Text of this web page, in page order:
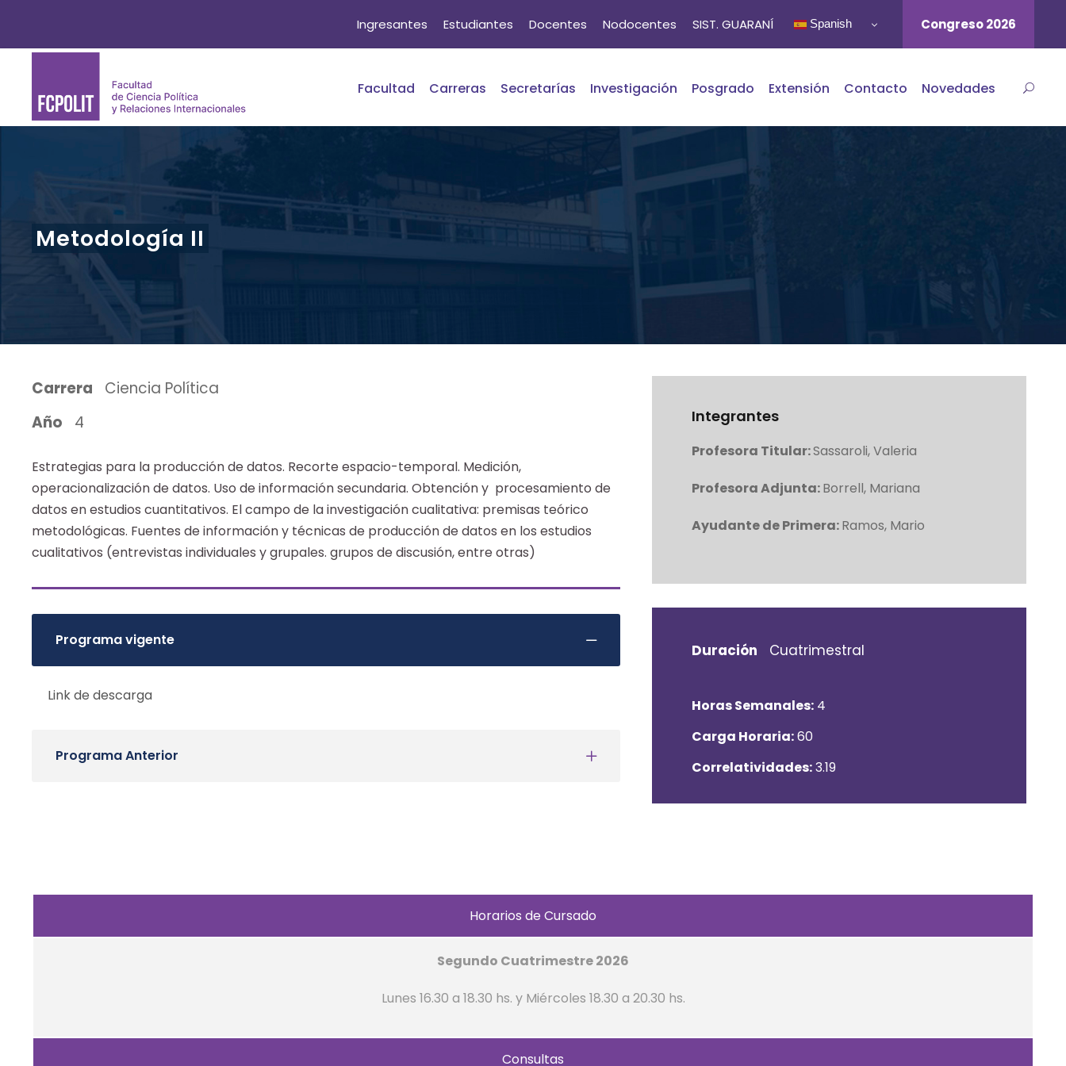
Ingresantes Estudiantes Docentes Nodocentes SIST. GUARANÍ Spanish Congreso 2026
Facultad Carreras Secretarías Investigación Posgrado Extensión Contacto Novedades
Metodología II
Carrera
Ciencia Política
Año
4
Estrategias para la producción de datos. Recorte espacio-temporal. Medición,
operacionalización de datos. Uso de información secundaria. Obtención y procesamiento de
datos en estudios cuantitativos. El campo de la investigación cualitativa: premisas teórico
metodológicas. Fuentes de información y técnicas de producción de datos en los estudios
cualitativos (entrevistas individuales y grupales. grupos de discusión, entre otras)
Programa vigente
Link de descarga
Programa Anterior
Integrantes
Profesora Titular:Sassaroli, Valeria
Profesora Adjunta:Borrell, Mariana
Ayudante de Primera:Ramos, Mario
Duración Cuatrimestral
Horas Semanales: 4
Carga Horaria:60
Correlatividades:3.19
Horarios de Cursado
Segundo Cuatrimestre 2026
Lunes 16.30 a 18.30 hs. y Miércoles 18.30 a 20.30 hs.
Consultas